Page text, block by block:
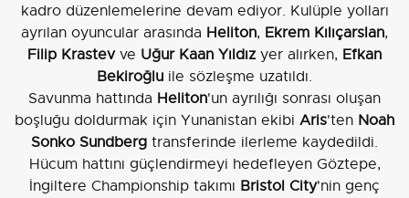
kadro düzenlemelerine devam ediyor. Kulüple yolları
ayrılan oyuncular arasında Heliton, Ekrem Kılıçarslan,
Filip Krastevve Uğur Kaan Yıldız yer alırken, Efkan
Bekiroğlu ile sözleşme uzatıldı.
Savunma hattında Heliton'un ayrılığı sonrası oluşan
boşluğu doldurmak için Yunanistan ekibi Aris'ten Noah
Sonko Sundberg transferinde ilerleme kaydedildi.
Hücum hattını güçlendirmeyi hedefleyen Göztepe,
İngiltere Championship takımı Bristol City'nin genç